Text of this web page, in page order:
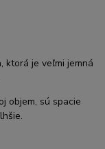
ktorá je veľmi jemná
objem, sú spacie